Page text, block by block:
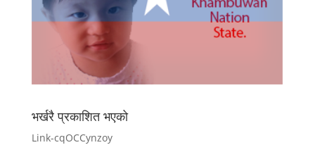
भर्खरै प्रकाशित भएको
Link-cqOCCynzoy